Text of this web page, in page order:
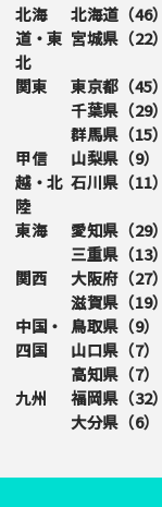
北海
道・東
北
北海道（46）
宮城県（22）
関東 東京都（45）
千葉県（29）
群馬県（15）
甲信
越・北
陸
山梨県（9）
石川県（11）
東海 愛知県（29）
三重県（13）
関西
大阪府（27）
滋賀県（19）
中国・
四国
鳥取県（9）
山口県（7）
高知県（7）
九州
福岡県（32）
大分県（6）